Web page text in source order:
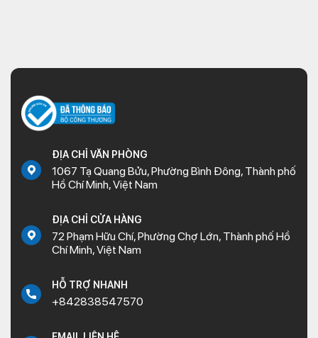
ĐỊA CHỈ VĂN PHÒNG
1067 Tạ Quang Bửu, Phường Bình Đông, Thành phố
Hồ Chí Minh, Việt Nam
ĐỊA CHỈ CỬA HÀNG
72 Phạm Hữu Chí, Phường Chợ Lớn, Thành phố Hồ
Chí Minh, Việt Nam
HỖ TRỢ NHANH
+842838547570